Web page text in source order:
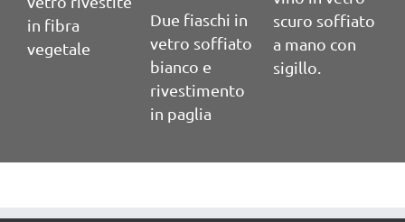
in fibra
vegetale
Due fiaschi in
vetro soffiato
bianco e
rivestimento
in paglia
scuro soffiato
a mano con
sigillo.